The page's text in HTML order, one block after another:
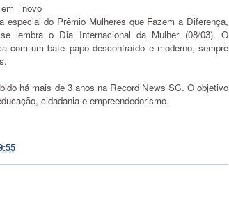
novo
especial do Prêmio Mulheres que Fazem a Diferença,
lembra o Dia Internacional da Mulher (08/03). O
com um bate–papo descontraído e moderno, sempre
há mais de 3 anos na Record News SC. O objetivo
cidadania e empreendedorismo.